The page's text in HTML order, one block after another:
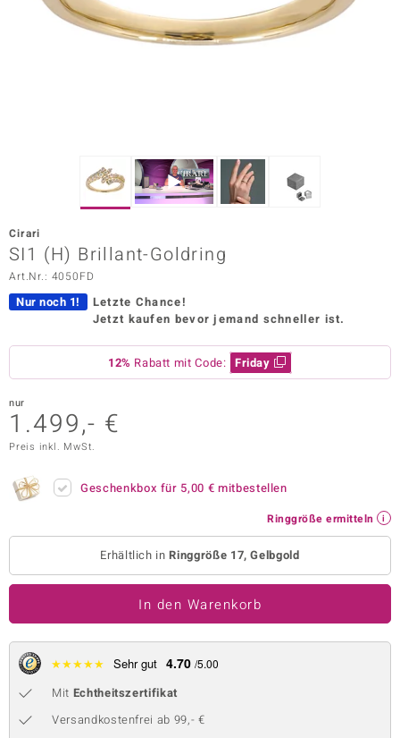
Vogue
Paraíso
Collection
BY DE MELO
Cirari
SI1 (H) Brillant-Goldring
Art.Nr.: 4050FD
Nur noch 1!
Letzte Chance!
Jetzt kaufen bevor jemand schneller ist.
12% Rabatt mit Code: Friday
nur
1.499,- €
Preis inkl. MwSt.
Geschenkbox für 5,00 € mitbestellen
Ringgröße ermitteln
Erhältlich inRinggröße 17, Gelbgold
In den Warenkorb
★★★★★ Sehr gut 4.70 /5.00
Mit Echtheitszertifikat
Versandkostenfrei ab 99,- €